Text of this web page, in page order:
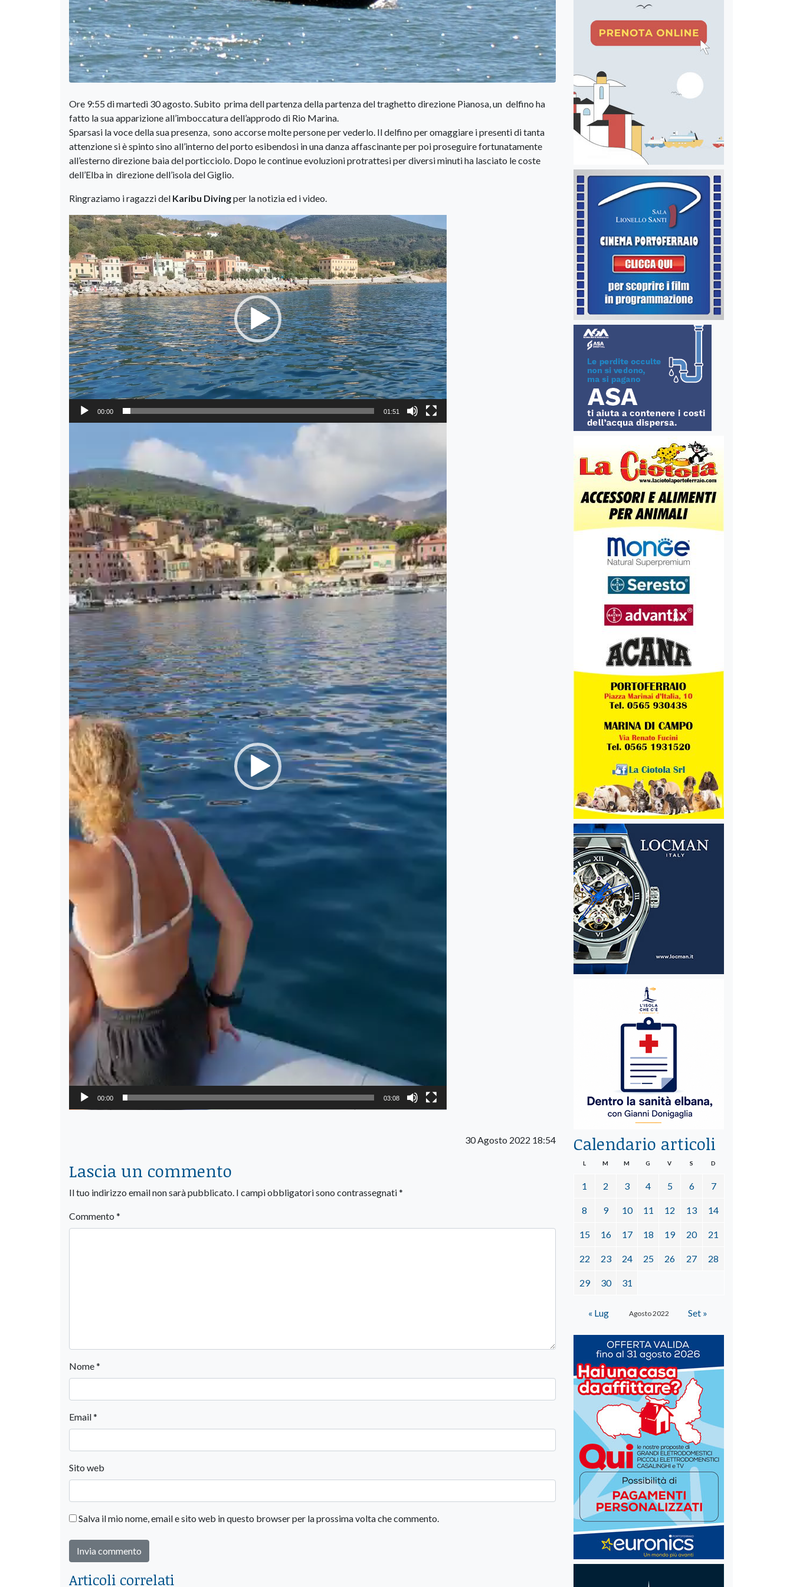
Ore 9:55 di martedì 30 agosto. Subito prima dell partenza della partenza del traghetto direzione Pianosa, un delfino ha
fatto la sua apparizione all’imboccatura dell’approdo di Rio Marina.
Sparsasi la voce della sua presenza, sono accorse molte persone per vederlo. Il delfino per omaggiare i presenti di tanta
attenzione si è spinto sino all’interno del porto esibendosi in una danza affascinante per poi proseguire fortunatamente
all’esterno direzione baia del porticciolo. Dopo le continue evoluzioni protrattesi per diversi minuti ha lasciato le coste
dell’Elba in direzione dell’isola del Giglio.
Ringraziamo i ragazzi del Karibu Divingper la notizia ed i video.
Video
Player
00:00 01:51
00:00 03:08
30 Agosto 2022 18:54
Lascia un commento
Il tuo indirizzo email non sarà pubblicato. I campi obbligatori sono contrassegnati*
Commento *
Nome*
Email*
Sito web
Salva il mio nome, email e sito web in questo browser per la prossima volta che commento.
Articoli correlati
Calendario articoli
Agosto 2022
L M M G V S D
1 2 3 4 5 6 7
8 9 10 11 12 13 14
15 16 17 18 19 20 21
22 23 24 25 26 27 28
29 30 31
« Lug Set »